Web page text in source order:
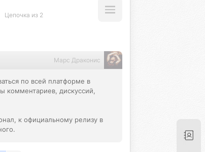
Цепочка из 2
Марс Драконис
по всей платформе в
комментариев, дискуссий,
к официальному релизу в